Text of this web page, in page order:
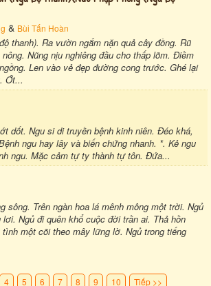
& Bùi Tấn Hoàn
thanh). Ra vườn ngắm nặn quả cây đồng. Rũ
Nũng nịu nghiêng đầu cho thấp lõm. Điềm
Len vào vẻ đẹp đường cong trước. Ghé lại
Ớt...
dốt. Ngu si di truyền bệnh kinh niên. Đéo khá,
ngu hay lây và biến chứng nhanh. *. Kẻ ngu
ngu. Mặc cảm tự ty thành tự tôn. Đứa...
sông. Trên ngàn hoa lá mênh mông một trời. Ngủ
lơi. Ngủ đi quên khổ cuộc đời trần ai. Thả hồn
một cõi theo mây lững lờ. Ngủ trong tiếng
4 5 6 7 8 9 10 Tiếp >>